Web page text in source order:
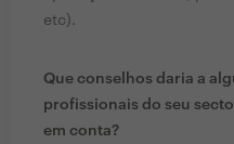
etc).
Que conselhos daria a
profissionais do seu
em conta?